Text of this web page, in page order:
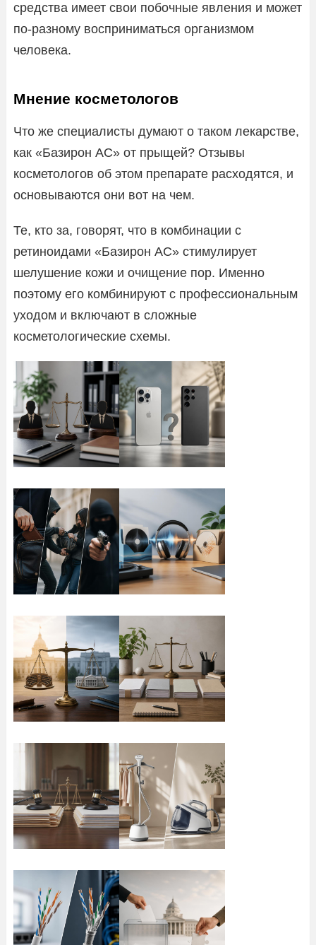
средства имеет свои побочные явления и может
по-разному восприниматься организмом
человека.
Мнение косметологов
Что же специалисты думают о таком лекарстве,
как «Базирон АС» от прыщей? Отзывы
косметологов об этом препарате расходятся, и
основываются они вот на чем.
Те, кто за, говорят, что в комбинации с
ретиноидами «Базирон АС» стимулирует
шелушение кожи и очищение пор. Именно
поэтому его комбинируют с профессиональным
уходом и включают в сложные
косметологические схемы.